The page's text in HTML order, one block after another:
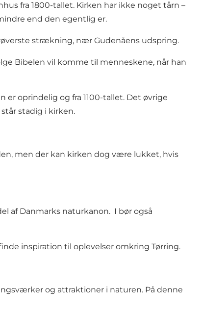
fra 1800-tallet. Kirken har ikke noget tårn –
end den egentlig er.
strækning, nær Gudenåens udspring.
Bibelen vil komme til menneskene, når han
oprindelig og fra 1100-tallet. Det øvrige
stadig i kirken.
men der kan kirken dog være lukket, hvis
af Danmarks naturkanon. I bør også
inspiration til oplevelser omkring Tørring.
og attraktioner i naturen. På denne